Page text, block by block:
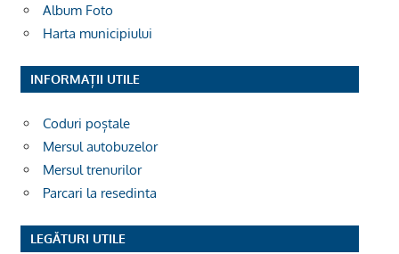
Album Foto
Harta municipiului
INFORMAȚII UTILE
Coduri poștale
Mersul autobuzelor
Mersul trenurilor
Parcari la resedinta
LEGĂTURI UTILE